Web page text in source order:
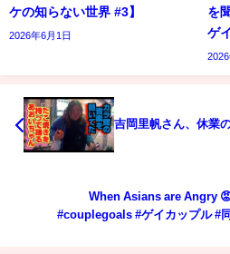
ケの知らない世界 #3】
2026年6月1日
を
ゲ
吉岡里帆さん、休業
When Asians are Angry
#couplegoals #ゲイカップル #